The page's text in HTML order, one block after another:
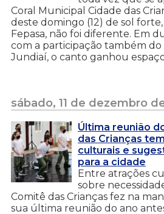
Coral Municipal Cidade das
deste domingo (12) de sol
Fepasa, não foi diferente. Em
com a participação também
Jundiaí, o canto ganhou
sábado, 11 de dezembro
Última reunião
das Crianças
culturais e
para a cidade
Entre atrações
sobre
Comitê das Crianças fez na
sua última reunião do ano